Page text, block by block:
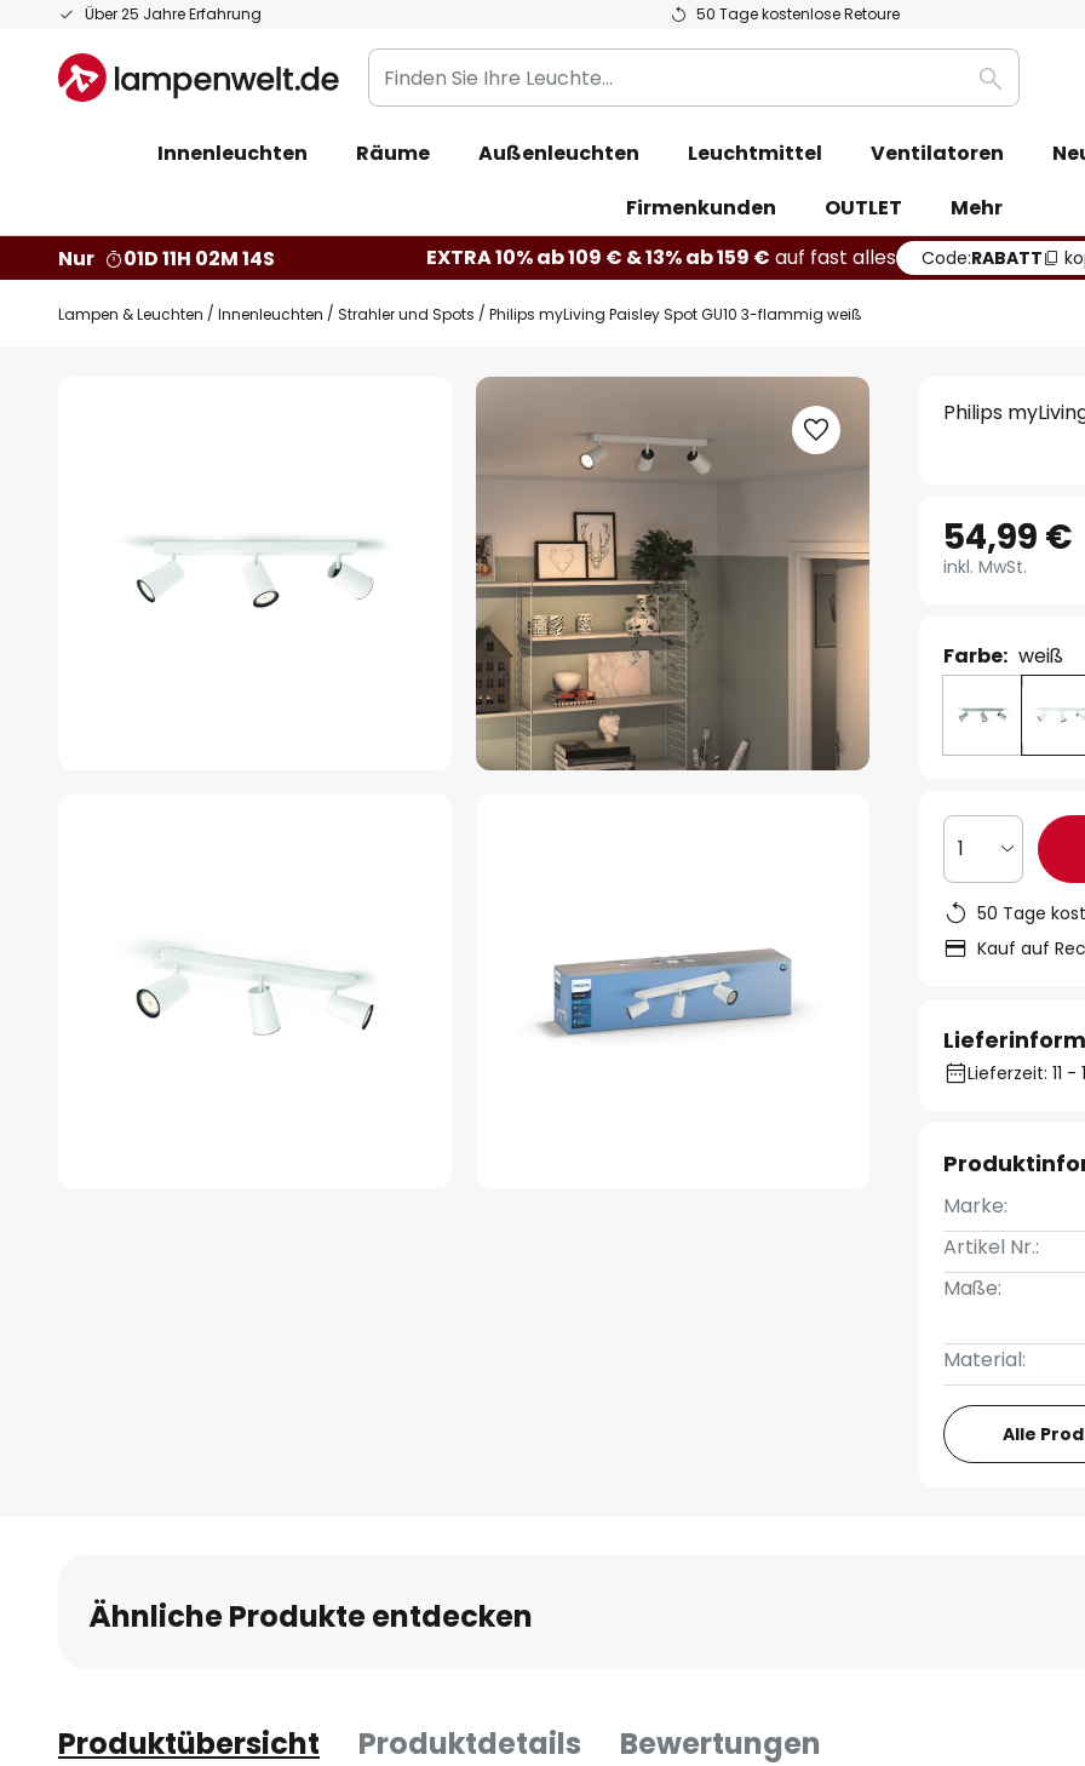
Über 25 Jahre Erfahrung 50 Tage kostenlose Retoure
Zum
springen
Finden
Sie
Leuchte...
Suche
Innenleuchten Räume Außenleuchten Leuchtmittel Ventilatoren
Firmenkunden
OUTLET
Mehr
Nur
01D 11H 02M 13S EXTRA 10% ab 109 € & 13% ab 159 € auf fast alles Code:RABATT
Lampen & Leuchten Innenleuchten Strahler und Spots Philips myLiving Paisley Spot GU10 3-flammig weiß
Philips
54,99 €
inkl. MwSt.
Farbe: weiß
1
50 Tage
Kauf auf
Lieferzeit: 11
Marke:
Artikel Nr.:
Maße:
Material:
Alle
Ähnliche Produkte entdecken
Produktübersicht Produktdetails Bewertungen